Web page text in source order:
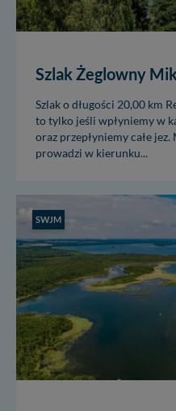
Szlak Żeglowny
Szlak o długości 20,00 km
to tylko jeśli wpłyniemy w
oraz przepłyniemy całe
prowadzi w kierunku...
SWJM